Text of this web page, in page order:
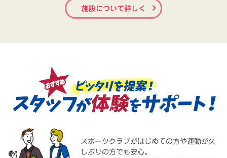
施設について詳しく
スポーツクラブがはじめての方や運動が久
しぶりの方でも安心。